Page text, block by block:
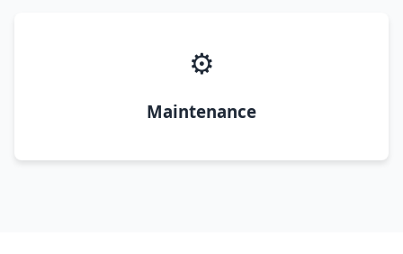
⚙️
Maintenance